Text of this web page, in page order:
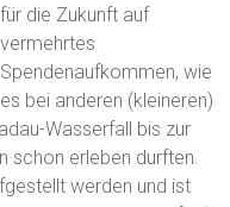
für die Zukunft auf
vermehrtes
Spendenaufkommen, wie
es bei anderen (kleineren)
Wasserfall bis zur
schon erleben durften.
werden und ist